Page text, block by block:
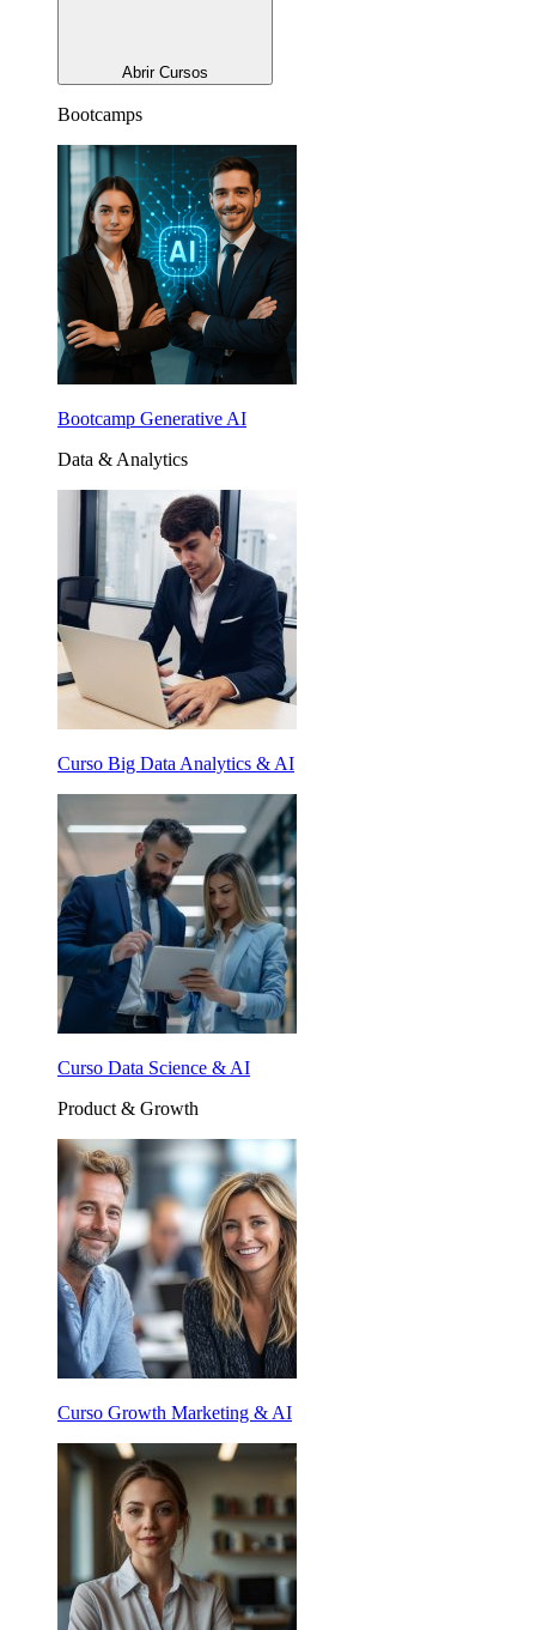
Abrir Cursos
Bootcamps
Bootcamp Generative AI
Data & Analytics
Curso Big Data Analytics & AI
Curso Data Science & AI
Product & Growth
Curso Growth Marketing & AI